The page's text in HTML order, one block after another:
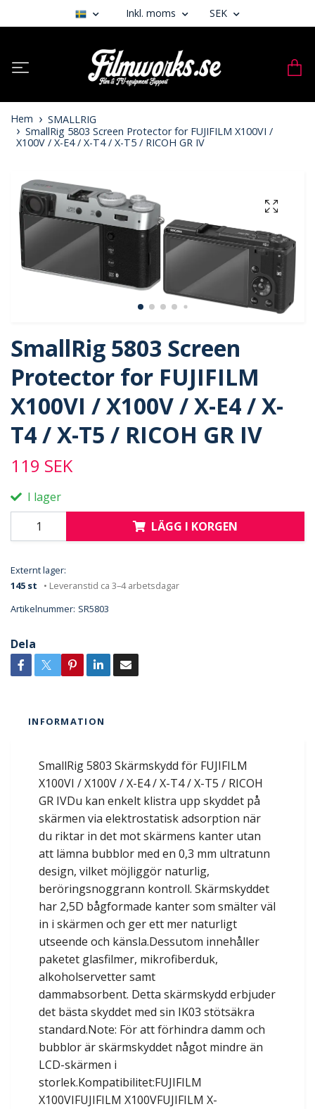
Inkl. moms SEK
Hem
SMALLRIG
SmallRig 5803 Screen Protector for FUJIFILM X100VI /
X100V / X-E4 / X-T4 / X-T5 / RICOH GR IV
SmallRig 5803 Screen
Protector for FUJIFILM
X100VI / X100V / X-E4 / X-
T4 / X-T5 / RICOH GR IV
119 SEK
I lager
LÄGG I KORGEN
Externt lager:
145 st
• Leveranstid ca 3–4 arbetsdagar
Artikelnummer: SR5803
Dela
INFORMATION
SmallRig 5803 Skärmskydd för FUJIFILM
X100VI / X100V / X-E4 / X-T4 / X-T5 / RICOH
GR IVDu kan enkelt klistra upp skyddet på
skärmen via elektrostatisk adsorption när
du riktar in det mot skärmens kanter utan
att lämna bubblor med en 0,3 mm ultratunn
design, vilket möjliggör naturlig,
beröringsnoggrann kontroll. Skärmskyddet
har 2,5D bågformade kanter som smälter väl
in i skärmen och ger ett mer naturligt
utseende och känsla.Dessutom innehåller
paketet glasfilmer, mikrofiberduk,
alkoholservetter samt
dammabsorbent. Detta skärmskydd erbjuder
det bästa skyddet med sin IK03 stötsäkra
standard.Note: För att förhindra damm och
bubblor är skärmskyddet något mindre än
LCD-skärmen i
storlek.Kompatibilitet:FUJIFILM
X100VIFUJIFILM X100VFUJIFILM X-